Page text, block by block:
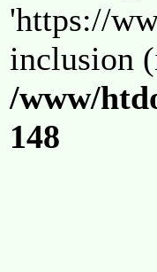
'https://
inclusion
/www/
148